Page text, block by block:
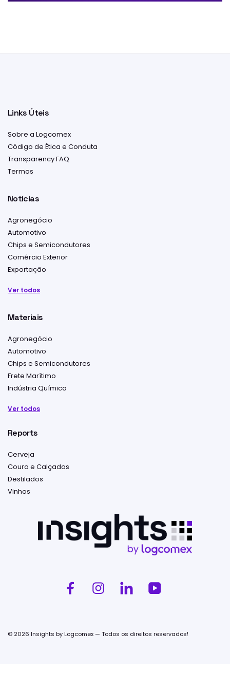
Links Úteis
Sobre a Logcomex
Código de Ética e Conduta
Transparency FAQ
Termos
Notícias
Agronegócio
Automotivo
Chips e Semicondutores
Comércio Exterior
Exportação
Ver todos
Materiais
Agronegócio
Automotivo
Chips e Semicondutores
Frete Marítimo
Indústria Química
Ver todos
Reports
Cerveja
Couro e Calçados
Destilados
Vinhos
© 2026 Insights by Logcomex — Todos os direitos reservados!